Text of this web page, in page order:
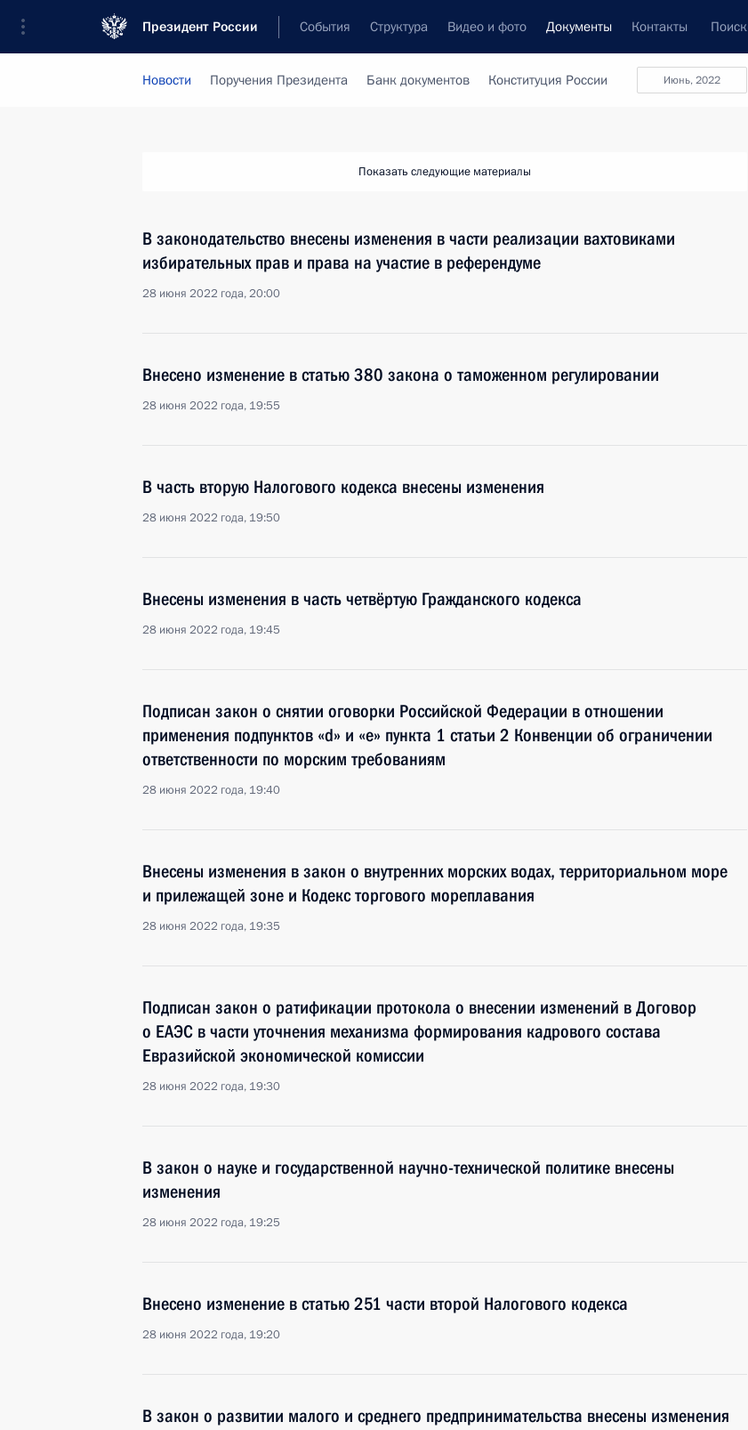
Президент России События Структура Видео и фото Документы Контакты Поиск
Июнь, 2022
Новости Поручения Президента Банк документов Конституция России
Показать следующие материалы
В законодательство внесены изменения в части реализации вахтовиками
избирательных прав и права на участие в референдуме
28 июня 2022 года, 20:00
Внесено изменение в статью 380 закона о таможенном регулировании
28 июня 2022 года, 19:55
В часть вторую Налогового кодекса внесены изменения
28 июня 2022 года, 19:50
Внесены изменения в часть четвёртую Гражданского кодекса
28 июня 2022 года, 19:45
Подписан закон о снятии оговорки Российской Федерации в отношении
применения подпунктов «d» и «е» пункта 1 статьи 2 Конвенции об ограничении
ответственности по морским требованиям
28 июня 2022 года, 19:40
Внесены изменения в закон о внутренних морских водах, территориальном море
и прилежащей зоне и Кодекс торгового мореплавания
28 июня 2022 года, 19:35
Подписан закон о ратификации протокола о внесении изменений в Договор
о ЕАЭС в части уточнения механизма формирования кадрового состава
Евразийской экономической комиссии
28 июня 2022 года, 19:30
В закон о науке и государственной научно-технической политике внесены
изменения
28 июня 2022 года, 19:25
Внесено изменение в статью 251 части второй Налогового кодекса
28 июня 2022 года, 19:20
В закон о развитии малого и среднего предпринимательства внесены изменения